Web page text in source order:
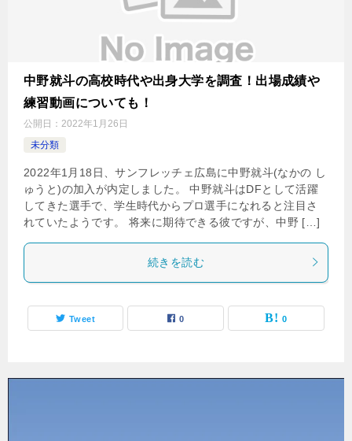
中野就斗の高校時代や出身大学を調査！出場成績や
練習動画についても！
公開日： 2022年1月26日
未分類
2022年1月18日、サンフレッチェ広島に中野就斗(なかの し
ゅうと)の加入が内定しました。 中野就斗はDFとして活躍
してきた選手で、学生時代からプロ選手になれると注目さ
れていたようです。 将来に期待できる彼ですが、中野 […]
続きを読む
Tweet 0 0